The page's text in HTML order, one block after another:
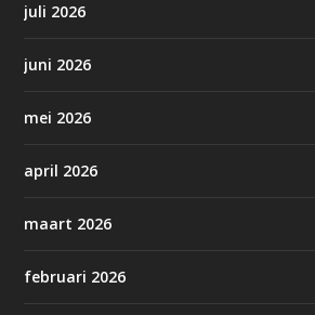
juli 2026
juni 2026
mei 2026
april 2026
maart 2026
februari 2026